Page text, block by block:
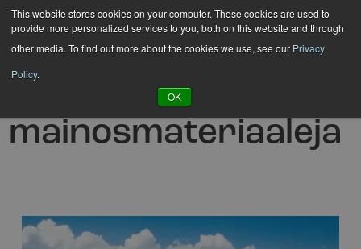
This website stores cookies on your computer. These cookies are used to
provide more personalized services to you, both on this website and through
other media. To find out more about the cookies we use, see our Privacy
Policy.
OK
Hyppää
sisältöön
mainosmateriaaleja